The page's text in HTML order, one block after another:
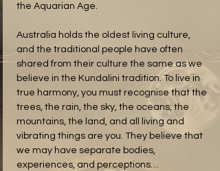
the Aquarian Age.
Australia holds the oldest living culture,
and the traditional people have often
shared from their culture the same as we
believe in the Kundalini tradition. To live in
true harmony, you must recognise that the
trees, the rain, the sky, the oceans, the
mountains, the land, and all living and
vibrating things are you. They believe that
we may have separate bodies,
experiences, and perceptions…